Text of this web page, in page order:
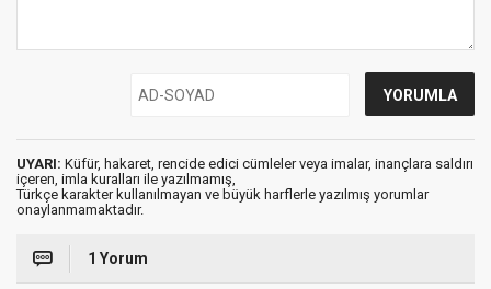
UYARI: Küfür, hakaret, rencide edici cümleler veya imalar, inançlara saldırı
içeren, imla kuralları ile yazılmamış,
Türkçe karakter kullanılmayan ve büyük harflerle yazılmış yorumlar
onaylanmamaktadır.
1 Yorum